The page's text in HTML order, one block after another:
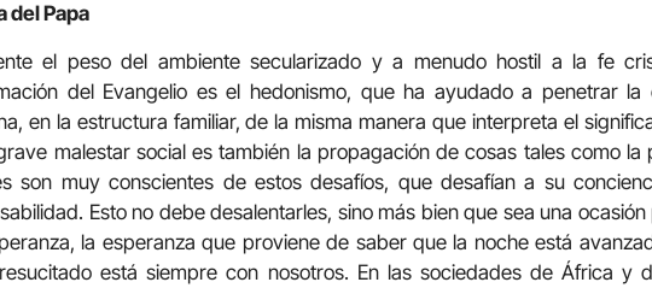
del Papa
el peso del ambiente secularizado y a menudo hostil a la fe
del Evangelio es el hedonismo, que ha ayudado a penetrar
en la estructura familiar, de la misma manera que interpreta el
malestar social es también la propagación de cosas tales como la
son muy conscientes de estos desafíos, que desafían a su
Esto no debe desalentarles, sino más bien que sea una
la esperanza que proviene de saber que la noche está
está siempre con nosotros. En las sociedades de África y